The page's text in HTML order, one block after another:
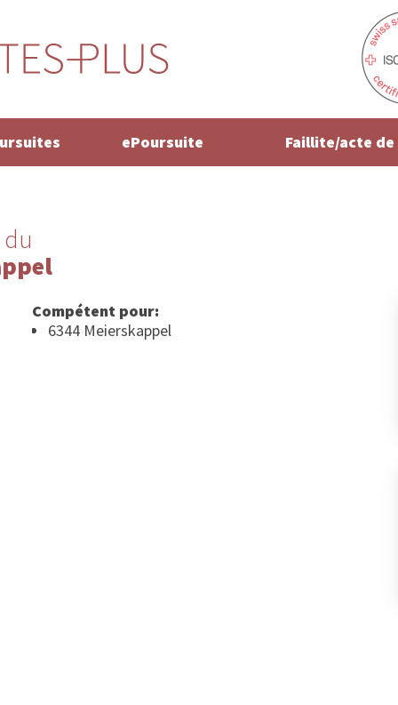
ePoursuite Faillite/acte
Compétent pour:
6344 Meierskappel